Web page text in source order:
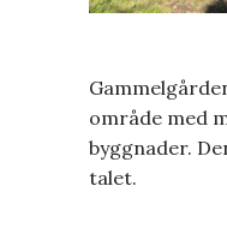
område med
byggnader.
talet.